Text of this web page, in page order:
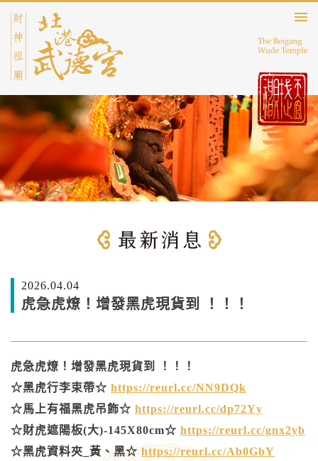
2026.04.04
虎急虎燎！增發黑虎現貨到 ！！！
虎急虎燎！增發黑虎現貨到 ！！！
☆黑虎行李束帶☆ https://reurl.cc/NN9DQk
☆馬上有福黑虎吊飾☆ https://reurl.cc/dp72Yy
☆財虎遮陽板(大)-145X80cm☆ https://reurl.cc/gnx2yb
☆黑虎資料夾_黃、黑☆https://reurl.cc/Ab0GbY